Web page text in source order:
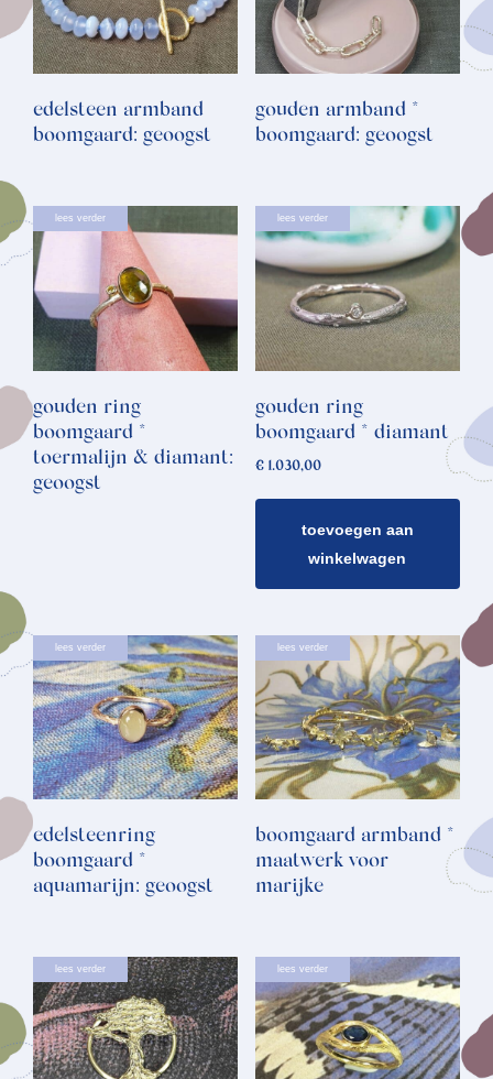
edelsteen armband
boomgaard: geoogst
gouden armband *
boomgaard: geoogst
lees verder
gouden ring
boomgaard *
toermalijn & diamant:
geoogst
lees verder
gouden ring
boomgaard * diamant
€1.030,00
toevoegen aan
winkelwagen
lees verder
edelsteenring
boomgaard *
aquamarijn: geoogst
lees verder
boomgaard armband *
maatwerk voor
marijke
lees verder lees verder